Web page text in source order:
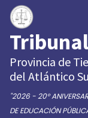
Provincia de
del Atlántico
"2026 - 20°
DE EDUCACIÓN